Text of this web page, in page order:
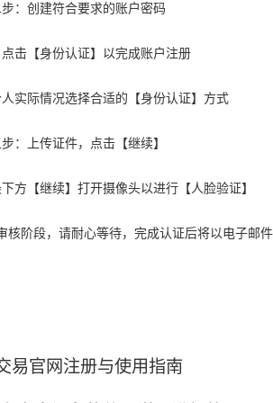
：创建符合要求的账户密码
击【身份认证】以完成账户注册
实际情况选择合适的【身份认证】方式
：上传证件，点击【继续】
方【继续】打开摄像头以进行【人脸验证】
核阶段，请耐心等待，完成认证后将以电子邮
易官网注册与使用指南